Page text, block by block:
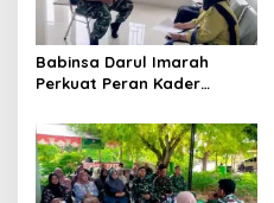
o
s
Babinsa Darul Imarah
Perkuat Peran Kader
Mendukung Program Gizi
Anak